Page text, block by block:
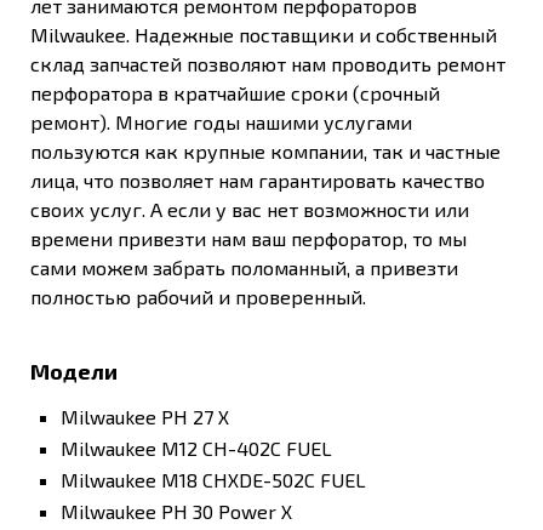
лет занимаются ремонтом перфораторов
Milwaukee. Надежные поставщики и собственный
склад запчастей позволяют нам проводить ремонт
перфоратора в кратчайшие сроки (срочный
ремонт). Многие годы нашими услугами
пользуются как крупные компании, так и частные
лица, что позволяет нам гарантировать качество
своих услуг. А если у вас нет возможности или
времени привезти нам ваш перфоратор, то мы
сами можем забрать поломанный, а привезти
полностью рабочий и проверенный.
Модели
Milwaukee PH 27 X
Milwaukee M12 CH-402C FUEL
Milwaukee M18 CHXDE-502C FUEL
Milwaukee PH 30 Power X